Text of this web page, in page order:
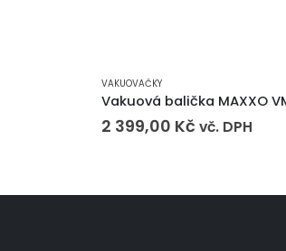
VAKUOVAČKY
2 399,00 Kč vč. DPH